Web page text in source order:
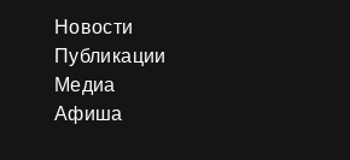
Новости
Публикации
Медиа
Афиша